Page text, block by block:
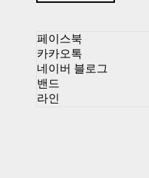
페이스북
카카오톡
네이버 블로그
밴드
라인